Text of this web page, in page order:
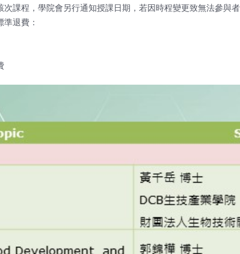
課程，學院會另行通知授課日期，若因時程變更致無法參與
退費：